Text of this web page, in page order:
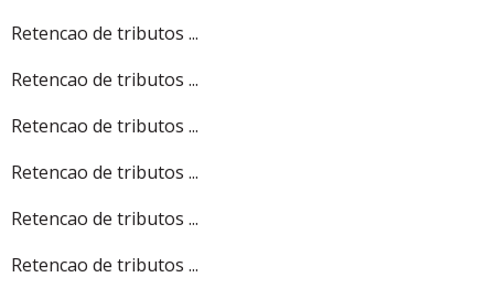
Retencao de tributos ...
Retencao de tributos ...
Retencao de tributos ...
Retencao de tributos ...
Retencao de tributos ...
Retencao de tributos ...